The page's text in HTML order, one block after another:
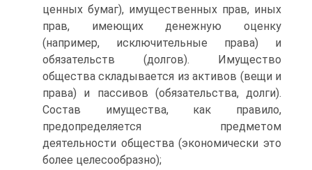
ценных бумаг), имущественных прав, иных
прав, имеющих денежную оценку
(например, ис­ключительные права) и
обязательств (долгов). Имущество
общества складывается из активов (вещи и
права) и пассивов (обязательства, долги).
Состав имущества, как пра­вило,
предопределяется предметом
деятельности общества (экономически это
более целесообразно);